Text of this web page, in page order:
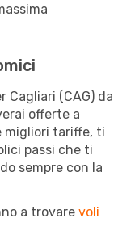
Cagliari (CAG) da
offerte a
migliori tariffe, ti
passi che ti
sempre con la
a trovare voli